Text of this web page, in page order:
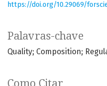
Palavras-chave
Quality; Composition;
Como Citar
https://doi.org/10.29069/